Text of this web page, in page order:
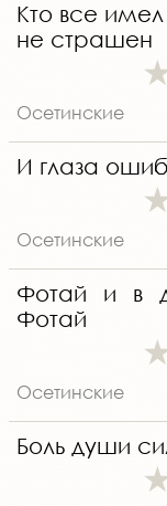
Кто все
не страшен
Осетинские
И глаза
Осетинские
Фотай и в
Фотай
Осетинские
Боль души